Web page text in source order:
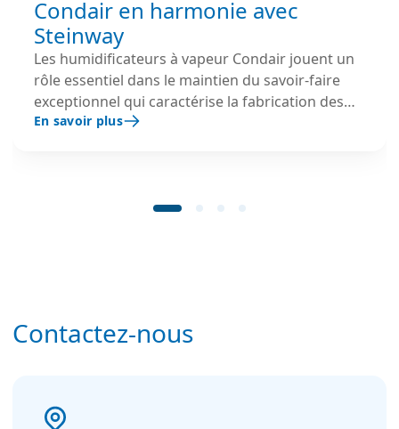
Condair en harmonie avec
Steinway
Les humidificateurs à vapeur Condair jouent un
rôle essentiel dans le maintien du savoir-faire
exceptionnel qui caractérise la fabrication des
célèbres pianos Steinway.
En savoir plus
Contactez-nous